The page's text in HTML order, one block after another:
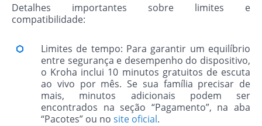
Detalhes importantes sobre limites e
compatibilidade:
Limites de tempo: Para garantir um equilíbrio
entre segurança e desempenho do dispositivo,
o Kroha inclui 10 minutos gratuitos de escuta
ao vivo por mês. Se sua família precisar de
mais, minutos adicionais podem ser
encontrados na seção “Pagamento”, na aba
“Pacotes” ou no site oficial.